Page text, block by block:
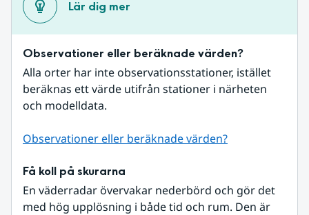
Lär dig mer
Observationer eller beräknade värden?
Alla orter har inte observationsstationer, istället
beräknas ett värde utifrån stationer i närheten
och modelldata.
Observationer eller beräknade värden?
Få koll på skurarna
En väderradar övervakar nederbörd och gör det
med hög upplösning i både tid och rum. Den är